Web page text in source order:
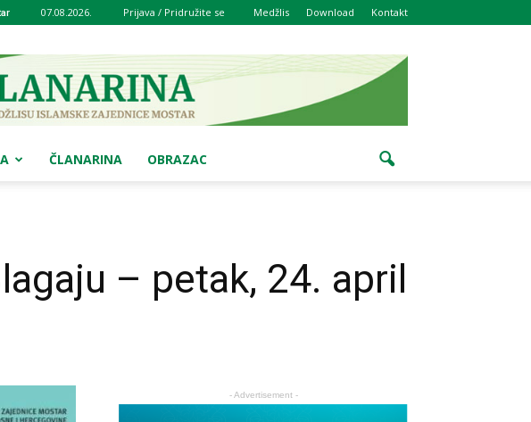
07.08.2026. Prijava / Pridružite se Medžlis Download Kontakt
ČLANARINA OBRAZAC
– petak, 24. april
- Advertisement -